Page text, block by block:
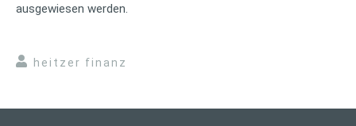
ausgewiesen werden.
heitzer finanz